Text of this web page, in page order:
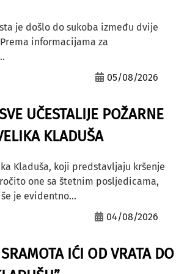
je došlo do sukoba između dvije
informacijama za
05/08/2026
UČESTALIJE POŽARNE
KLADUŠA
Kladuša, koji predstavljaju kršenje
one sa štetnim posljedicama,
je evidentno...
04/08/2026
IĆI OD VRATA DO